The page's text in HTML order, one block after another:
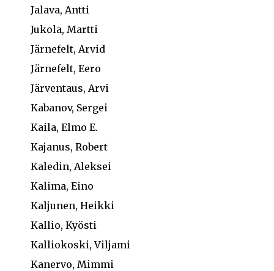
Jalava, Antti
Jukola, Martti
Järnefelt, Arvid
Järnefelt, Eero
Järventaus, Arvi
Kabanov, Sergei
Kaila, Elmo E.
Kajanus, Robert
Kaledin, Aleksei
Kalima, Eino
Kaljunen, Heikki
Kallio, Kyösti
Kalliokoski, Viljami
Kanervo, Mimmi